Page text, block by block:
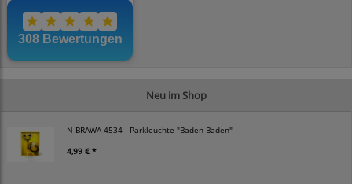
Neu im Shop
N BRAWA 4534 - Parkleuchte "Baden-Baden"
4,99 € *